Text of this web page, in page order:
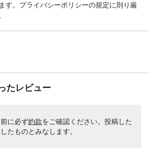
す。プライバシーポリシーの規定に則り厳
たレビュー
に必ず約款をご確認ください。投稿した
たものとみなします。